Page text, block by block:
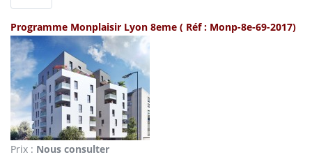
Programme Monplaisir Lyon 8eme ( Réf : Monp-8e-69-2017)
Prix : Nous consulter